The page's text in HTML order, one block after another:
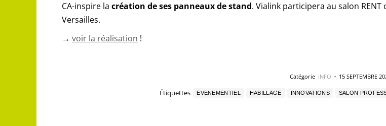
CA-inspire la création de ses panneaux de stand. Vialink participera au salon
Versailles.
→ voir la réalisation !
Catégorie INFO 15 SEPTEMBRE
Étiquettes EVENEMENTIEL HABILLAGE INNOVATIONS SALON